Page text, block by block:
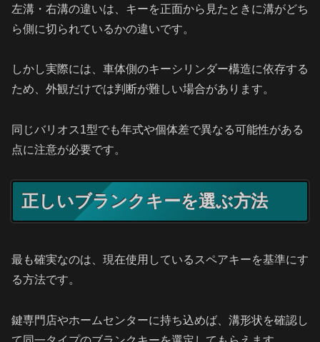
左溝・右溝の違いは、キーを正面から見たときに溝がどち
ら側に切られているかの違いです。
しかし実際には、車体側のキーシリンダー構造に依存する
ため、外観だけでは判断が難しい場合があります。
同じバリオス1型でも年式や個体差で異なる可能性がある
点に注意が必要です。
正しいブランクキーを選ぶ方法
最も確実なのは、現在使用しているスペアキーを基準にす
る方法です。
鍵専門店やホームセンターに持ち込めば、溝形状を確認し